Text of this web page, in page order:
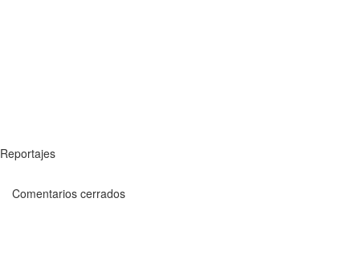
Reportajes
Comentarios cerrados